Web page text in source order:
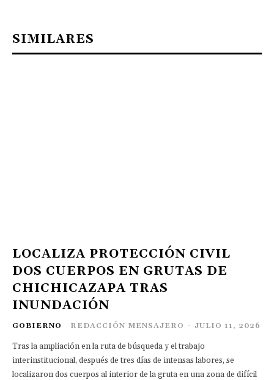
SIMILARES
LOCALIZA PROTECCIÓN CIVIL
DOS CUERPOS EN GRUTAS DE
CHICHICAZAPA TRAS
INUNDACIÓN
GOBIERNO REDACCIÓN MENSAJERO - JULIO 11, 2026
Tras la ampliación en la ruta de búsqueda y el trabajo
interinstitucional, después de tres días de intensas labores, se
localizaron dos cuerpos al interior de la gruta en una zona de difícil